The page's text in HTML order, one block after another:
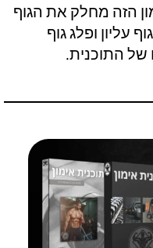
הזה מחלק את הגוף
עליון ופלג גוף
של התוכנית.